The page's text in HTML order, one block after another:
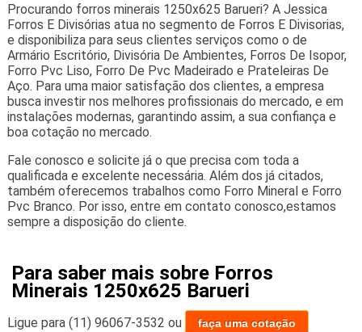
Procurando forros minerais 1250x625 Barueri? A Jessica
Forros E Divisórias atua no segmento de Forros E Divisorias,
e disponibiliza para seus clientes serviços como o de
Armário Escritório, Divisória De Ambientes, Forros De Isopor,
Forro Pvc Liso, Forro De Pvc Madeirado e Prateleiras De
Aço. Para uma maior satisfação dos clientes, a empresa
busca investir nos melhores profissionais do mercado, e em
instalações modernas, garantindo assim, a sua confiança e
boa cotação no mercado.
Fale conosco e solicite já o que precisa com toda a
qualificada e excelente necessária. Além dos já citados,
também oferecemos trabalhos como Forro Mineral e Forro
Pvc Branco. Por isso, entre em contato conosco,estamos
sempre a disposição do cliente.
Para saber mais sobre Forros
Minerais 1250x625 Barueri
Ligue para (11) 96067-3532 ou faça uma cotação